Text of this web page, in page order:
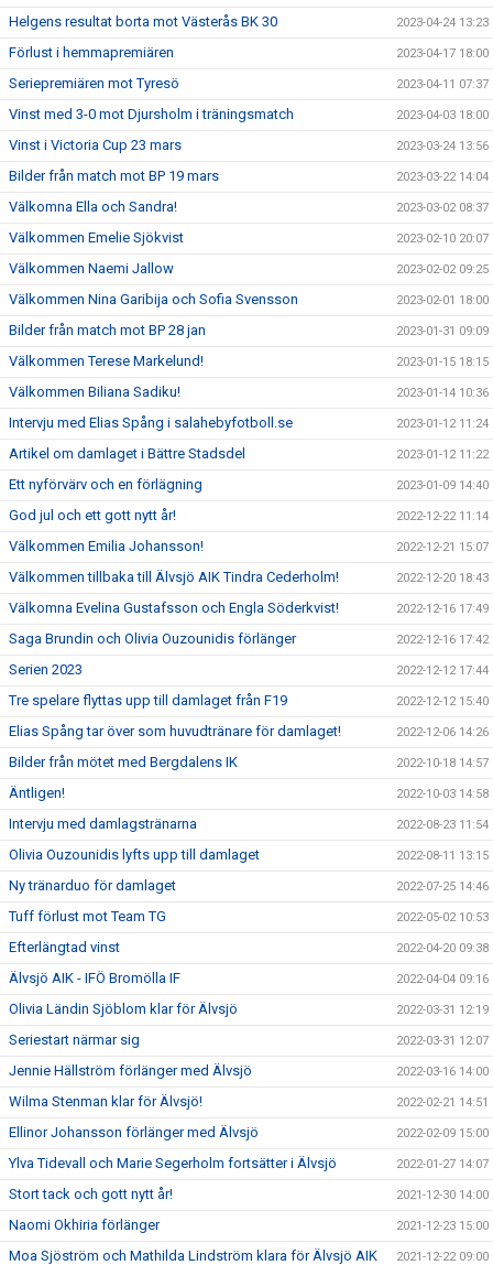
Helgens resultat borta mot Västerås BK 30 2023-04-24 13:23
Förlust i hemmapremiären 2023-04-17 18:00
Seriepremiären mot Tyresö 2023-04-11 07:37
Vinst med 3-0 mot Djursholm i träningsmatch 2023-04-03 18:00
Vinst i Victoria Cup 23 mars 2023-03-24 13:56
Bilder från match mot BP 19 mars 2023-03-22 14:04
Välkomna Ella och Sandra! 2023-03-02 08:37
Välkommen Emelie Sjökvist 2023-02-10 20:07
Välkommen Naemi Jallow 2023-02-02 09:25
Välkommen Nina Garibija och Sofia Svensson 2023-02-01 18:00
Bilder från match mot BP 28 jan 2023-01-31 09:09
Välkommen Terese Markelund! 2023-01-15 18:15
Välkommen Biliana Sadiku! 2023-01-14 10:36
Intervju med Elias Spång i salahebyfotboll.se 2023-01-12 11:24
Artikel om damlaget i Bättre Stadsdel 2023-01-12 11:22
Ett nyförvärv och en förlägning 2023-01-09 14:40
God jul och ett gott nytt år! 2022-12-22 11:14
Välkommen Emilia Johansson! 2022-12-21 15:07
Välkommen tillbaka till Älvsjö AIK Tindra Cederholm! 2022-12-20 18:43
Välkomna Evelina Gustafsson och Engla Söderkvist! 2022-12-16 17:49
Saga Brundin och Olivia Ouzounidis förlänger 2022-12-16 17:42
Serien 2023 2022-12-12 17:44
Tre spelare flyttas upp till damlaget från F19 2022-12-12 15:40
Elias Spång tar över som huvudtränare för damlaget! 2022-12-06 14:26
Bilder från mötet med Bergdalens IK 2022-10-18 14:57
Äntligen! 2022-10-03 14:58
Intervju med damlagstränarna 2022-08-23 11:54
Olivia Ouzounidis lyfts upp till damlaget 2022-08-11 13:15
Ny tränarduo för damlaget 2022-07-25 14:46
Tuff förlust mot Team TG 2022-05-02 10:53
Efterlängtad vinst 2022-04-20 09:38
Älvsjö AIK - IFÖ Bromölla IF 2022-04-04 09:16
Olivia Ländin Sjöblom klar för Älvsjö 2022-03-31 12:19
Seriestart närmar sig 2022-03-31 12:07
Jennie Hällström förlänger med Älvsjö 2022-03-16 14:00
Wilma Stenman klar för Älvsjö! 2022-02-21 14:51
Ellinor Johansson förlänger med Älvsjö 2022-02-09 15:00
Ylva Tidevall och Marie Segerholm fortsätter i Älvsjö 2022-01-27 14:07
Stort tack och gott nytt år! 2021-12-30 14:00
Naomi Okhiria förlänger 2021-12-23 15:00
Moa Sjöström och Mathilda Lindström klara för Älvsjö AIK 2021-12-22 09:00